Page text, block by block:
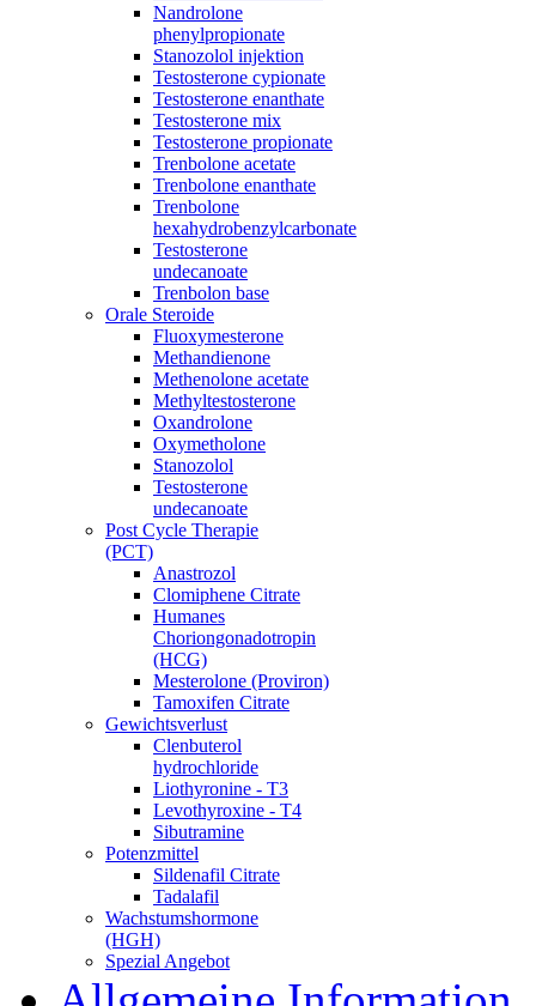
Nandrolone
phenylpropionate
Stanozolol injektion
Testosterone cypionate
Testosterone enanthate
Testosterone mix
Testosterone propionate
Trenbolone acetate
Trenbolone enanthate
Trenbolone
hexahydrobenzylcarbonate
Testosterone
undecanoate
Trenbolon base
Orale Steroide
Fluoxymesterone
Methandienone
Methenolone acetate
Methyltestosterone
Oxandrolone
Oxymetholone
Stanozolol
Testosterone
undecanoate
Post Cycle Therapie
(PCT)
Anastrozol
Clomiphene Citrate
Humanes
Choriongonadotropin
(HCG)
Mesterolone (Proviron)
Tamoxifen Citrate
Gewichtsverlust
Clenbuterol
hydrochloride
Liothyronine - T3
Levothyroxine - T4
Sibutramine
Potenzmittel
Sildenafil Citrate
Tadalafil
Wachstumshormone
(HGH)
Spezial Angebot